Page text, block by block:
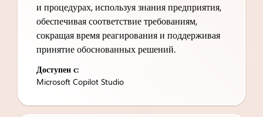
и процедурах, используя знания предприятия,
обеспечивая соответствие требованиям,
сокращая время реагирования и поддерживая
принятие обоснованных решений.
Доступен с:
Microsoft Copilot Studio